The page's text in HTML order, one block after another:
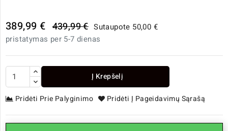
389,99 € 439,99 € Sutaupote 50,00 €
pristatymas per 5-7 dienas
Į Krepšelį
Pridėti Prie Palyginimo Pridėti Į Pageidavimų Sąrašą